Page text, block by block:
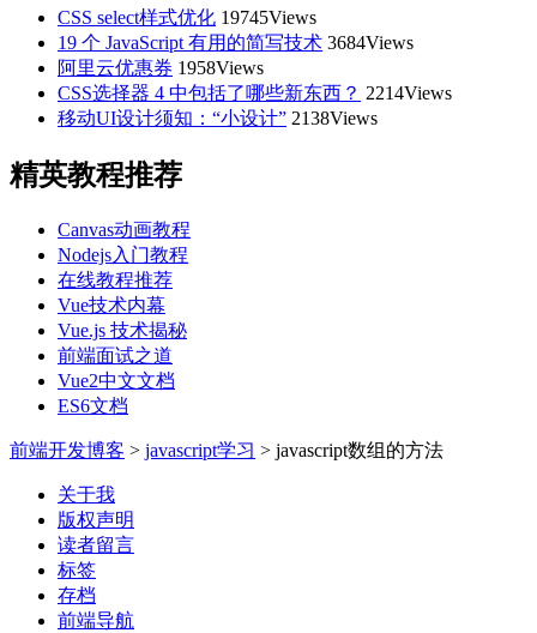
CSS select样式优化 19745Views
19 个 JavaScript 有用的简写技术 3684Views
阿里云优惠券 1958Views
CSS选择器 4 中包括了哪些新东西？ 2214Views
移动UI设计须知：“小设计” 2138Views
精英教程推荐
Canvas动画教程
Nodejs入门教程
在线教程推荐
Vue技术内幕
Vue.js 技术揭秘
前端面试之道
Vue2中文文档
ES6文档
前端开发博客 > javascript学习 > javascript数组的方法
关于我
版权声明
读者留言
标签
存档
前端导航